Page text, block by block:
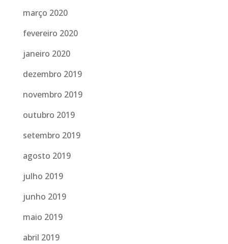
março 2020
fevereiro 2020
janeiro 2020
dezembro 2019
novembro 2019
outubro 2019
setembro 2019
agosto 2019
julho 2019
junho 2019
maio 2019
abril 2019